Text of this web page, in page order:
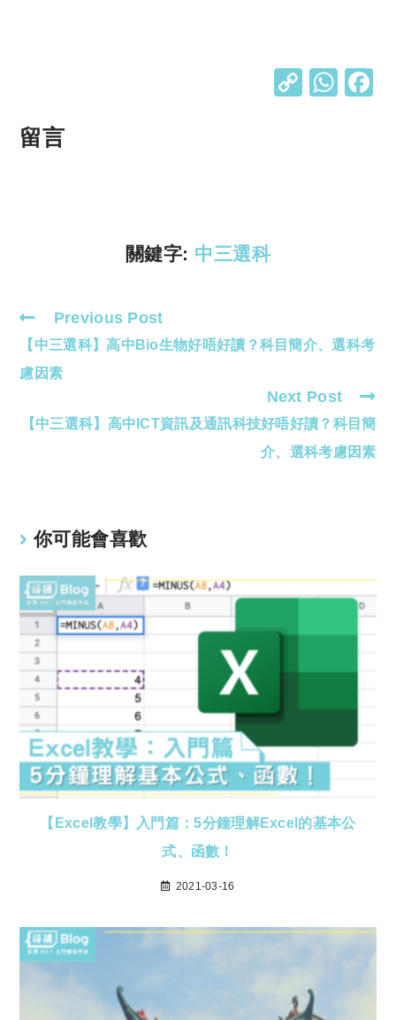
C W
留言
關鍵字: 中三選科
Read
more
articles
Previous Post
【中三選科】高中Bio生物好唔好讀？科目簡介、選科考
慮因素
Next Post
【中三選科】高中ICT資訊及通訊科技好唔好讀？科目簡
介、選科考慮因素
你可能會喜歡
【Excel教學】入門篇：5分鐘理解Excel的基本公
式、函數！
2021-03-16